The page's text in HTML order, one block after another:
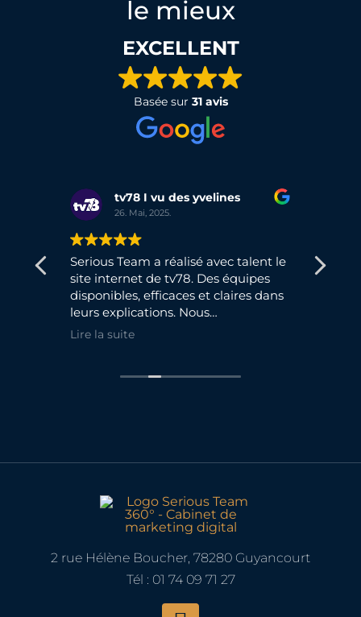
le mieux
EXCELLENT
Basée sur 31 avis
tv78 I vu des yvelines
26. Mai, 2025.
Serious Team a réalisé avec talent le
site internet de tv78. Des équipes
disponibles, efficaces et claires dans
leurs explications. Nous
recommandons et poursuivons nos
Lire la suite
2 rue Hélène Boucher, 78280 Guyancourt
Tél : 01 74 09 71 27